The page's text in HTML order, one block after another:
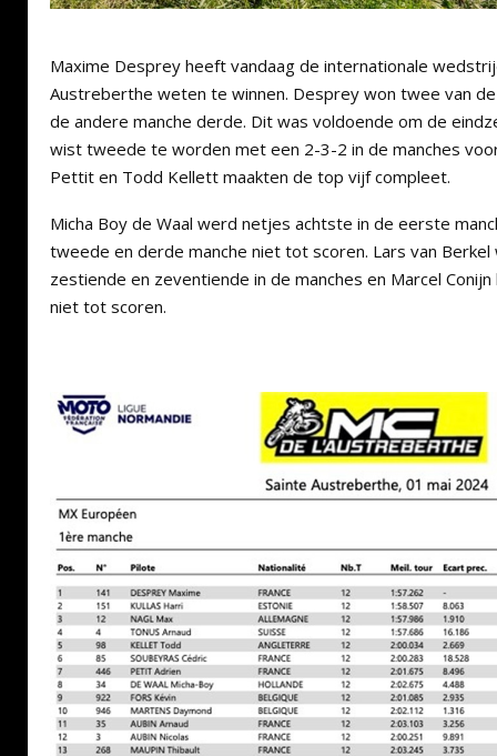
Maxime Desprey heeft vandaag de internationale
Austreberthe weten te winnen. Desprey won twee van
de andere manche derde. Dit was voldoende om de
wist tweede te worden met een 2-3-2 in de manches
Pettit en Todd Kellett maakten de top vijf compleet.
Micha Boy de Waal werd netjes achtste in de eerste
tweede en derde manche niet tot scoren. Lars van
zestiende en zeventiende in de manches en Marcel Conijn
niet tot scoren.